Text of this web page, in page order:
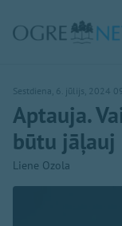
Sestdiena, 6. jūlijs, 2024
Aptauja.
būtu jāļauj
Liene Ozola